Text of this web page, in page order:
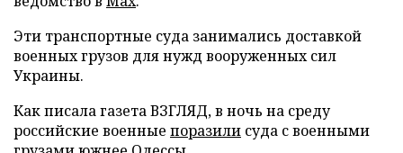
Эти транспортные суда занимались доставкой
военных грузов для нужд вооруженных сил
Украины.
Как писала газета ВЗГЛЯД, в ночь на среду
российские военные поразили суда с военными